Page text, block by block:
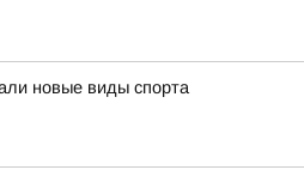
новые виды спорта